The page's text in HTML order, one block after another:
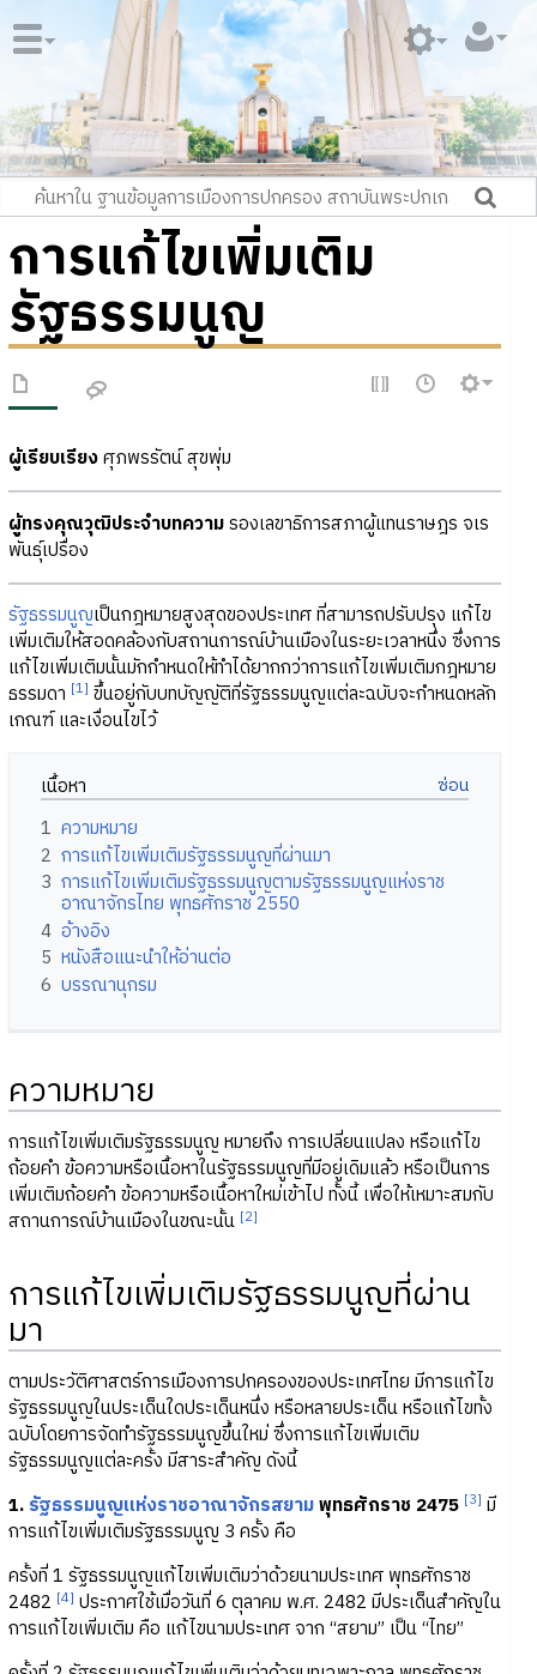
การแก้ไขเพิ่มเติม
รัฐธรรมนูญ
ผู้เรียบเรียงศุภพรรัตน์ สุขพุ่ม
ผู้ทรงคุณวุฒิประจำบทความรองเลขาธิการสภาผู้แทนราษฎร จเร
พันธุ์เปรื่อง
รัฐธรรมนูญเป็นกฎหมายสูงสุดของประเทศ ที่สามารถปรับปรุง แก้ไข
เพิ่มเติมให้สอดคล้องกับสถานการณ์บ้านเมืองในระยะเวลาหนึ่ง ซึ่งการ
แก้ไขเพิ่มเติมนั้นมักกำหนดให้ทำได้ยากกว่าการแก้ไขเพิ่มเติมกฎหมาย
ธรรมดา [1] ขึ้นอยู่กับบทบัญญัติที่รัฐธรรมนูญแต่ละฉบับจะกำหนดหลัก
เกณฑ์ และเงื่อนไขไว้
เนื้อหา
1 ความหมาย
2 การแก้ไขเพิ่มเติมรัฐธรรมนูญที่ผ่านมา
3 การแก้ไขเพิ่มเติมรัฐธรรมนูญตามรัฐธรรมนูญแห่งราช
อาณาจักรไทย พุทธศักราช 2550
4 อ้างอิง
5 หนังสือแนะนำให้อ่านต่อ
6 บรรณานุกรม
ความหมาย
การแก้ไขเพิ่มเติมรัฐธรรมนูญ หมายถึง การเปลี่ยนแปลง หรือแก้ไข
ถ้อยคำ ข้อความหรือเนื้อหาในรัฐธรรมนูญที่มีอยู่เดิมแล้ว หรือเป็นการ
เพิ่มเติมถ้อยคำ ข้อความหรือเนื้อหาใหม่เข้าไป ทั้งนี้ เพื่อให้เหมาะสมกับ
สถานการณ์บ้านเมืองในขณะนั้น [2]
การแก้ไขเพิ่มเติมรัฐธรรมนูญที่ผ่าน
มา
ตามประวัติศาสตร์การเมืองการปกครองของประเทศไทย มีการแก้ไข
รัฐธรรมนูญในประเด็นใดประเด็นหนึ่ง หรือหลายประเด็น หรือแก้ไขทั้ง
ฉบับโดยการจัดทำรัฐธรรมนูญขึ้นใหม่ ซึ่งการแก้ไขเพิ่มเติม
รัฐธรรมนูญแต่ละครั้ง มีสาระสำคัญ ดังนี้
1. รัฐธรรมนูญแห่งราชอาณาจักรสยามพุทธศักราช 2475 [3] มี
การแก้ไขเพิ่มเติมรัฐธรรมนูญ 3 ครั้ง คือ
ครั้งที่ 1 รัฐธรรมนูญแก้ไขเพิ่มเติมว่าด้วยนามประเทศ พุทธศักราช
2482 [4] ประกาศใช้เมื่อวันที่ 6 ตุลาคม พ.ศ. 2482 มีประเด็นสำคัญใน
การแก้ไขเพิ่มเติม คือ แก้ไขนามประเทศ จาก “สยาม” เป็น “ไทย”